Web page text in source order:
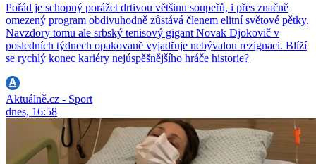
Pořád je schopný porážet drtivou většinu soupeřů, i přes značně
omezený program obdivuhodně zůstává členem elitní světové pětky.
Navzdory tomu ale srbský tenisový gigant Novak Djokovič v
posledních týdnech opakovaně vyjadřuje nebývalou rezignaci. Blíží
se rychlý konec kariéry nejúspěšnějšího hráče historie?
Aktuálně.cz - Sport
dnes, 16:58